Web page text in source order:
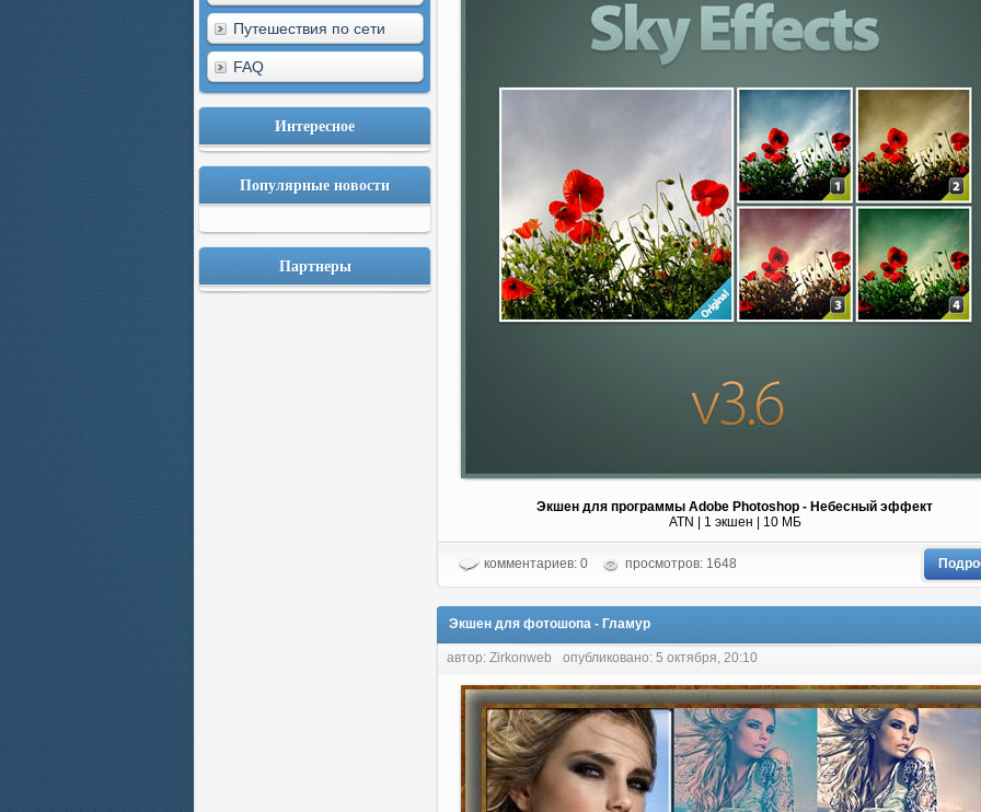
Путешествия по сети
FAQ
Интересное
Популярные новости
Партнеры
Экшен для программы Adobe Photoshop - Небесный эффект
ATN | 1 экшен | 10 МБ
комментариев: 0 просмотров: 1648
Экшен для фотошопа - Гламур
автор: Zirkonweb опубликовано: 5 октября, 20:10